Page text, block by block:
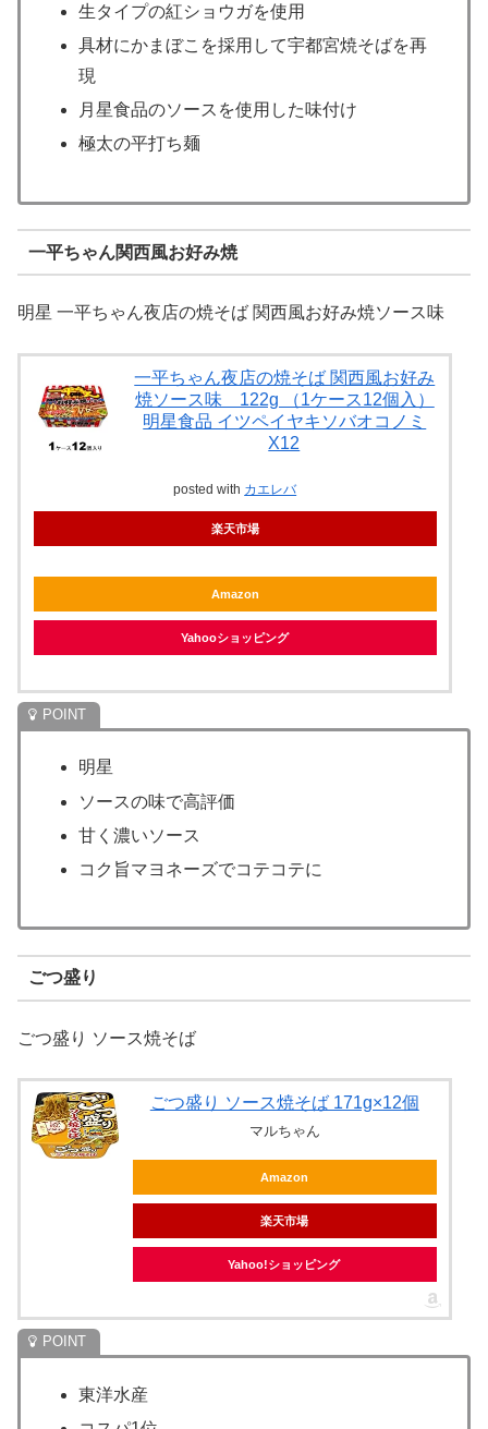
生タイプの紅ショウガを使用
具材にかまぼこを採用して宇都宮焼そばを再
現
月星食品のソースを使用した味付け
極太の平打ち麺
一平ちゃん関西風お好み焼
明星 一平ちゃん夜店の焼そば 関西風お好み焼ソース味
一平ちゃん夜店の焼そば 関西風お好み
焼ソース味 122g （1ケース12個入）
明星食品 イツペイヤキソバオコノミ
X12
posted with カエレバ
楽天市場
Amazon
Yahooショッピング
明星
ソースの味で高評価
甘く濃いソース
コク旨マヨネーズでコテコテに
ごつ盛り
ごつ盛り ソース焼そば
ごつ盛り ソース焼そば 171g×12個
マルちゃん
Amazon
楽天市場
Yahoo!ショッピング
東洋水産